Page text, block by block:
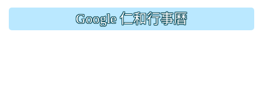
Google 仁和行事曆